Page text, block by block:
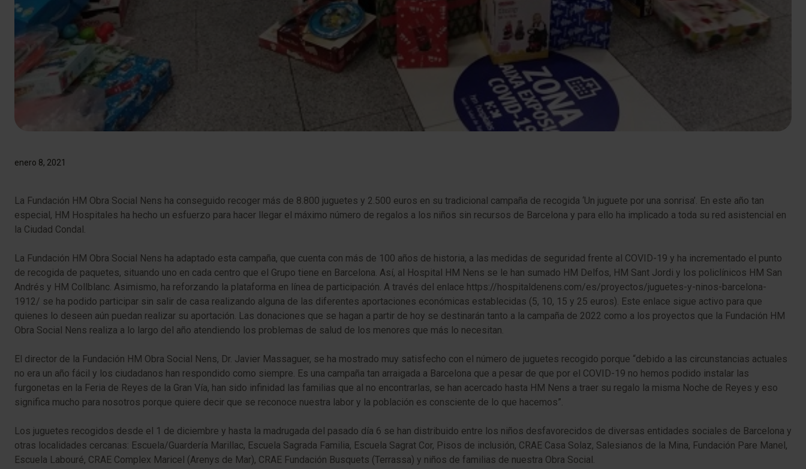
enero 8, 2021
La Fundación HM Obra Social Nens ha conseguido recoger más de 8.800 juguetes y 2.500 euros en su tradicional campaña de recogida ‘Un juguete por una sonrisa’. En este año tan
especial, HM Hospitales ha hecho un esfuerzo para hacer llegar el máximo número de regalos a los niños sin recursos de Barcelona y para ello ha implicado a toda su red asistencial en
la Ciudad Condal.
La Fundación HM Obra Social Nens ha adaptado esta campaña, que cuenta con más de 100 años de historia, a las medidas de seguridad frente al COVID-19 y ha incrementado el punto
de recogida de paquetes, situando uno en cada centro que el Grupo tiene en Barcelona. Así, al Hospital HM Nens se le han sumado HM Delfos, HM Sant Jordi y los policlínicos HM San
Andrés y HM Collblanc. Asimismo, ha reforzando la plataforma en línea de participación. A través del enlace https://hospitaldenens.com/es/proyectos/juguetes-y-ninos-barcelona-
1912/ se ha podido participar sin salir de casa realizando alguna de las diferentes aportaciones económicas establecidas (5, 10, 15 y 25 euros). Este enlace sigue activo para que
quienes lo deseen aún puedan realizar su aportación. Las donaciones que se hagan a partir de hoy se destinarán tanto a la campaña de 2022 como a los proyectos que la Fundación HM
Obra Social Nens realiza a lo largo del año atendiendo los problemas de salud de los menores que más lo necesitan.
El director de la Fundación HM Obra Social Nens, Dr. Javier Massaguer, se ha mostrado muy satisfecho con el número de juguetes recogido porque “debido a las circunstancias actuales
no era un año fácil y los ciudadanos han respondido como siempre. Es una campaña tan arraigada a Barcelona que a pesar de que por el COVID-19 no hemos podido instalar las
furgonetas en la Feria de Reyes de la Gran Vía, han sido infinidad las familias que al no encontrarlas, se han acercado hasta HM Nens a traer su regalo la misma Noche de Reyes y eso
significa mucho para nosotros porque quiere decir que se reconoce nuestra labor y la población es consciente de lo que hacemos”.
Los juguetes recogidos desde el 1 de diciembre y hasta la madrugada del pasado día 6 se han distribuido entre los niños desfavorecidos de diversas entidades sociales de Barcelona y
otras localidades cercanas: Escuela/Guardería Marillac, Escuela Sagrada Familia, Escuela Sagrat Cor, Pisos de inclusión, CRAE Casa Solaz, Salesianos de la Mina, Fundación Pare Manel,
Escuela Labouré, CRAE Complex Maricel (Arenys de Mar), CRAE Fundación Busquets (Terrassa) y niños de familias de nuestra Obra Social.